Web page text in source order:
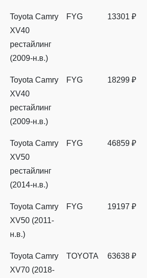
Toyota Camry
XV40
рестайлинг
(2009-н.в.)
FYG 13301 ₽
Toyota Camry
XV40
рестайлинг
(2009-н.в.)
FYG 18299 ₽
Toyota Camry
XV50
рестайлинг
(2014-н.в.)
FYG 46859 ₽
Toyota Camry
XV50 (2011-
н.в.)
FYG 19197 ₽
Toyota Camry
XV70 (2018-
TOYOTA 63638 ₽